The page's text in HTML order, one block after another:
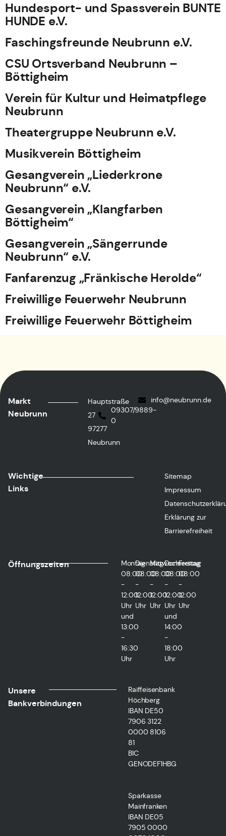
Hundesport- und Spassverein BUNTE
HUNDE e.V.
Faschingsfreunde Neubrunn e.V.
CSU Ortsverband Neubrunn –
Böttigheim
Verein für Kultur und Heimatpflege
Neubrunn
Theatergruppe Neubrunn e.V.
Musikverein Böttigheim
Gesangverein „Liederkrone
Neubrunn“ e.V.
Gesangverein „Klangfarben
Böttigheim“
Gesangverein „Sängerrunde
Neubrunn“ e.V.
Fanfarenzug „Fränkische Herolde“
Freiwillige Feuerwehr Neubrunn
Freiwillige Feuerwehr Böttigheim
Markt
Neubrunn
Hauptstraße
27
97277
Neubrunn
09307/9889-
0
info@neubrunn.de
Wichtige
Links
Sitemap
Impressum
Erklärung zur
Barrierefreiheit
Öffnungszeiten
Montag
08:00
-
12:00
Uhr
und
13:00
-
16:30
Uhr
Dienstag
08:00
-
12:00
Uhr
Mittwoch
08:00
-
12:00
Uhr
Donnerstag
08:00
-
12:00
Uhr
und
14:00
-
18:00
Uhr
Freitag
08:00
-
12:00
Uhr
Unsere
Bankverbindungen
Raiffeisenbank
Höchberg
IBAN DE50
7906 3122
0000 8106
81
BIC
GENODEF1HBG
Sparkasse
Mainfranken
IBAN DE05
7905 0000